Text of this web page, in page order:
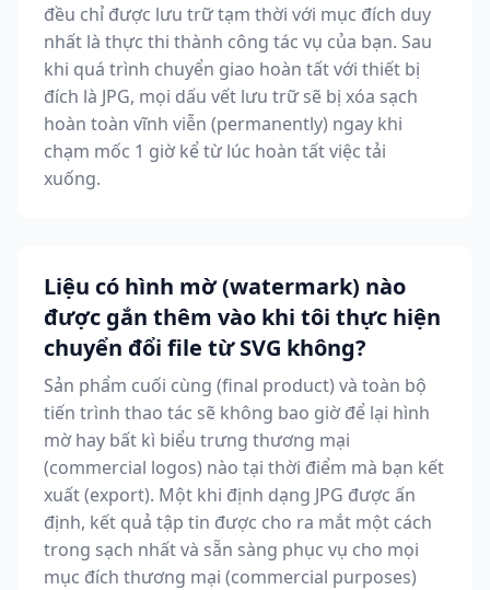
đều chỉ được lưu trữ tạm thời với mục đích duy
nhất là thực thi thành công tác vụ của bạn. Sau
khi quá trình chuyển giao hoàn tất với thiết bị
đích là JPG, mọi dấu vết lưu trữ sẽ bị xóa sạch
hoàn toàn vĩnh viễn (permanently) ngay khi
chạm mốc 1 giờ kể từ lúc hoàn tất việc tải
xuống.
Liệu có hình mờ (watermark) nào
được gắn thêm vào khi tôi thực hiện
chuyển đổi file từ SVG không?
Sản phẩm cuối cùng (final product) và toàn bộ
tiến trình thao tác sẽ không bao giờ để lại hình
mờ hay bất kì biểu trưng thương mại
(commercial logos) nào tại thời điểm mà bạn kết
xuất (export). Một khi định dạng JPG được ấn
định, kết quả tập tin được cho ra mắt một cách
trong sạch nhất và sẵn sàng phục vụ cho mọi
mục đích thương mại (commercial purposes)